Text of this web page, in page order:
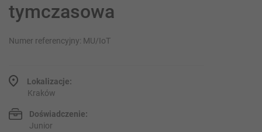
tymczasowa
Numer referencyjny: MU/IoT
Lokalizacje:
Kraków
Doświadczenie:
Junior